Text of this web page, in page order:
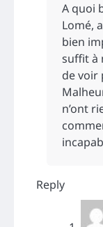
A quoi
Lomé,
bien
suffit à
de voir
n’ont
Reply